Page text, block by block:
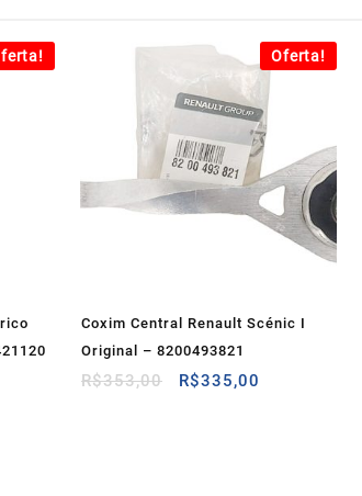
Oferta!
Coxim Central Renault Scénic I
Original – 8200493821
R$353,00
O
R$335,00